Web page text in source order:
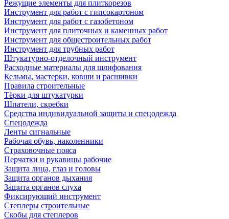
Режущие элементы для плиткорезов
Инструмент для работ с гипсокартоном
Инструмент для работ с газобетоном
Инструмент для плиточных и каменных работ
Инструмент для общестроительных работ
Инструмент для трубных работ
Штукатурно-отделочный инструмент
Расходные материалы для шлифования
Кельмы, мастерки, ковши и расшивки
Правила строительные
Тёрки для штукатурки
Шпатели, скребки
Средства индивидуальной защиты и спецодежда
Спецодежда
Ленты сигнальные
Рабочая обувь, наколенники
Страховочные пояса
Перчатки и рукавицы рабочие
Защита лица, глаз и головы
Защита органов дыхания
Защита органов слуха
Фиксирующий инструмент
Степлеры строительные
Скобы для степлеров